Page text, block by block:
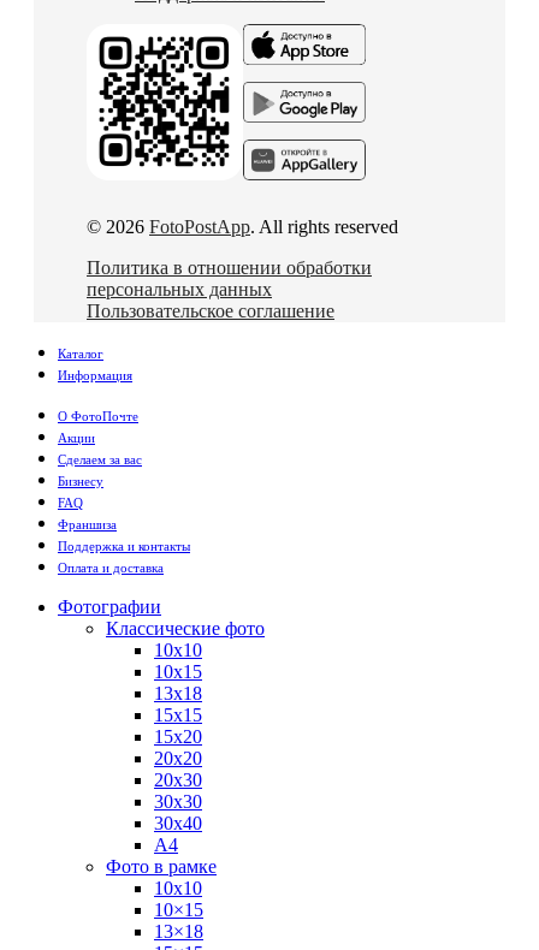
© 2026 FotoPostApp. All rights reserved
Политика в отношении обработки
персональных данных
Пользовательское соглашение
Каталог
Информация
О ФотоПочте
Акции
Сделаем за вас
Бизнесу
FAQ
Франшиза
Поддержка и контакты
Оплата и доставка
Фотографии
Классические фото
10х10
10х15
13х18
15х15
15х20
20х20
20х30
30х30
30х40
А4
Фото в рамке
10х10
10×15
13×18